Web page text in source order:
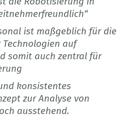
ist maßgeblich für die
auf
somit auch zentral für
konsistentes
zur Analyse von
ausstehend.